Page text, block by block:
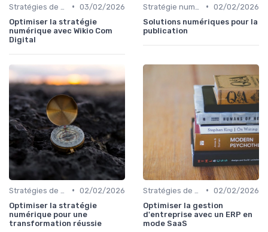
• 03/02/2026
Optimiser la stratégie
numérique avec Wikio Com
Digital
• 02/02/2026
Solutions numériques pour la
publication
• 02/02/2026
Optimiser la stratégie
numérique pour une
transformation réussie
• 02/02/2026
Optimiser la gestion
d'entreprise avec un ERP en
mode SaaS